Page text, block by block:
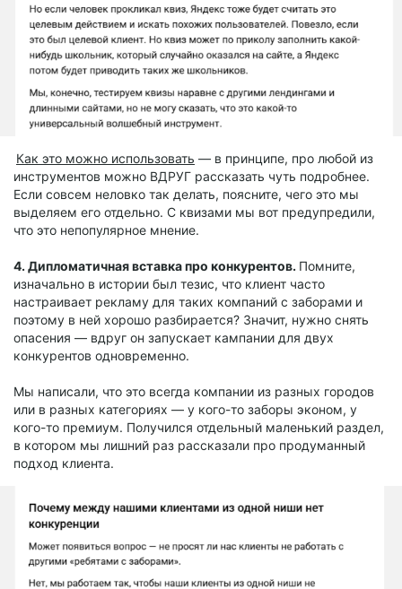
Как это можно использовать — в принципе, про любой из
инструментов можно ВДРУГ рассказать чуть подробнее.
Если совсем неловко так делать, поясните, чего это мы
выделяем его отдельно. С квизами мы вот предупредили,
что это непопулярное мнение.
4. Дипломатичная вставка про конкурентов. Помните,
изначально в истории был тезис, что клиент часто
настраивает рекламу для таких компаний с заборами и
поэтому в ней хорошо разбирается? Значит, нужно снять
опасения — вдруг он запускает кампании для двух
конкурентов одновременно.
Мы написали, что это всегда компании из разных городов
или в разных категориях — у кого-то заборы эконом, у
кого-то премиум. Получился отдельный маленький раздел,
в котором мы лишний раз рассказали про продуманный
подход клиента.